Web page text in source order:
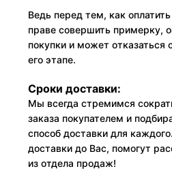
Ведь перед тем, как
праве совершить примерку,
покупки и может отказаться
его этапе.
Сроки доставки:
Мы всегда стремимся
заказа покупателем и
способ доставки для
доставки до Вас, помогут
из отдела продаж!